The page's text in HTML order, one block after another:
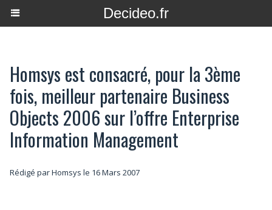
Decideo.fr
Homsys est consacré, pour la 3ème
fois, meilleur partenaire Business
Objects 2006 sur l’offre Enterprise
Information Management
Rédigé par Homsys le 16 Mars 2007